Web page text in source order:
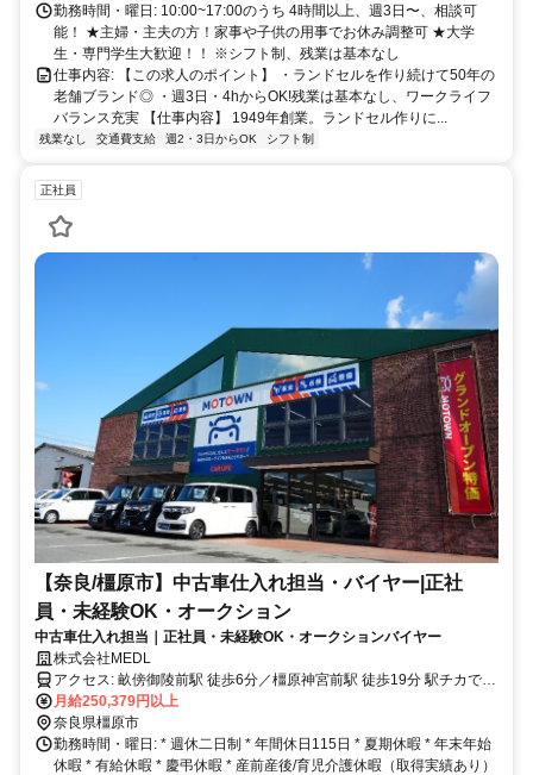
勤務時間・曜日: 10:00~17:00のうち 4時間以上、週3日〜、相談可
能！ ★主婦・主夫の方！家事や子供の用事でお休み調整可 ★大学
生・専門学生大歓迎！！ ※シフト制、残業は基本なし
仕事内容: 【この求人のポイント】 ・ランドセルを作り続けて50年の
老舗ブランド◎ ・週3日・4hからOK!残業は基本なし、ワークライフ
バランス充実 【仕事内容】 1949年創業。ランドセル作りに...
残業なし 交通費支給 週2・3日からOK シフト制
正社員
【奈良/橿原市】中古車仕入れ担当・バイヤー|正社
員・未経験OK・オークション
中古車仕入れ担当｜正社員・未経験OK・オークションバイヤー
株式会社MEDL
アクセス: 畝傍御陵前駅 徒歩6分／橿原神宮前駅 徒歩19分 駅チカで通
勤ラクラク♪
月給250,379円以上
奈良県橿原市
勤務時間・曜日: * 週休二日制 * 年間休日115日 * 夏期休暇 * 年末年始
休暇 * 有給休暇 * 慶弔休暇 * 産前産後/育児介護休暇（取得実績あり）